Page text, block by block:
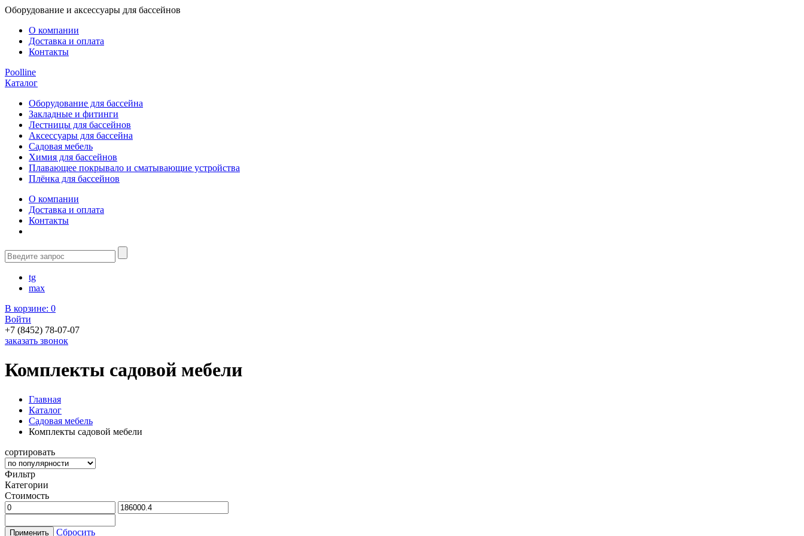
Оборудование и аксессуары для бассейнов
О компании
Доставка и оплата
Контакты
Poolline
Каталог
Оборудование для бассейна
Закладные и фитинги
Лестницы для бассейнов
Аксессуары для бассейна
Садовая мебель
Химия для бассейнов
Плавающее покрывало и сматывающие устройства
Плёнка для бассейнов
О компании
Доставка и оплата
Контакты
tg
max
В корзине: 0
Войти
+7 (8452) 78-07-07
заказать звонок
Комплекты садовой мебели
Главная
Каталог
Садовая мебель
Комплекты садовой мебели
сортировать
Фильтр
Категории
Стоимость
Сбросить